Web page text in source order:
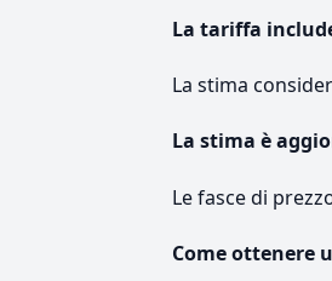
La tariffa
La stima
La stima è
Le fasce di
Come ottenere